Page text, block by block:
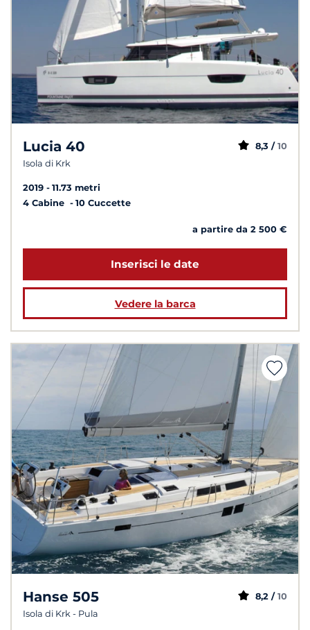
Lucia 40
Isola di Krk
8,3 / 10
2019
11.73 metri
4 Cabine
10 Cuccette
a partire da 2 500 €
Inserisci le date
Vedere la barca
Hanse 505
Isola di Krk - Pula
8,2 / 10